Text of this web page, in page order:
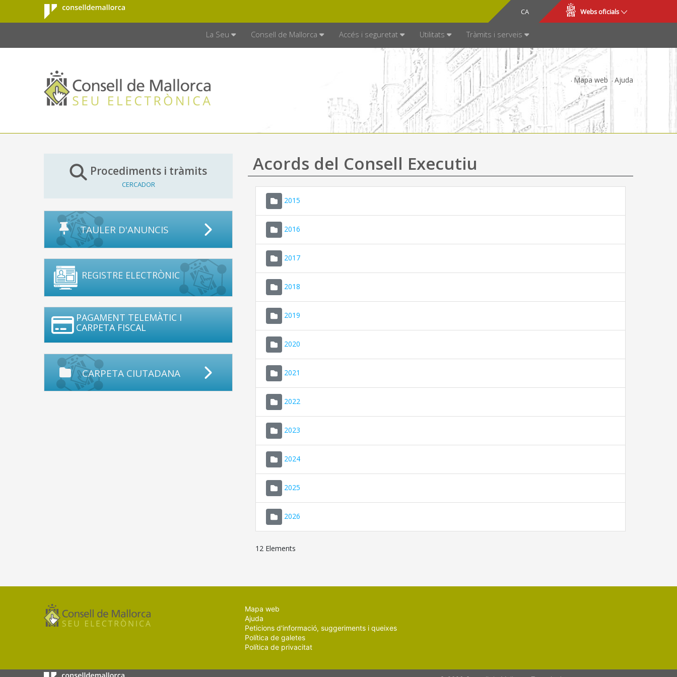
Salta al contingut principal
Consell de
Mallorca
CA
ES Webs oficials
La Seu Consell de Mallorca Accés i seguretat Utilitats Tràmits i serveis
Mapa web Ajuda
Procediments i tràmits
CERCADOR
TAULER D'ANUNCIS
REGISTRE ELECTRÒNIC
PAGAMENT TELEMÀTIC I
CARPETA FISCAL
CARPETA CIUTADANA
Acords del Consell Executiu
2015
2016
2017
2018
2019
2020
2021
2022
2023
2024
2025
2026
12 Elements
Mapa web
Ajuda
Peticions d'informació, suggeriments i queixes
Política de galetes
Política de privacitat